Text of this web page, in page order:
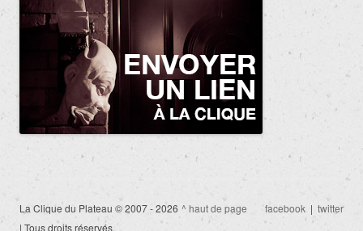
La Clique du Plateau © 2007 - 2026
| Tous droits réservés.
^ haut de page facebook | twitter